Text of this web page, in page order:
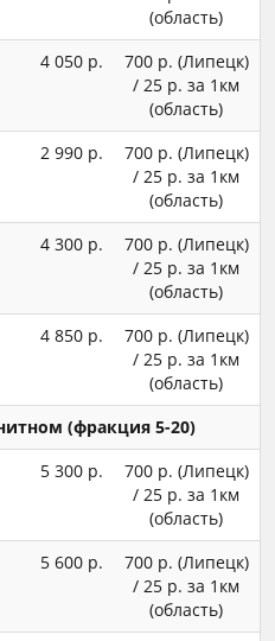
(область)
4 050 р.
700 р. (Липецк)
/ 25 р. за 1км
(область)
2 990 р.
700 р. (Липецк)
/ 25 р. за 1км
(область)
4 300 р.
700 р. (Липецк)
/ 25 р. за 1км
(область)
4 850 р.
700 р. (Липецк)
/ 25 р. за 1км
(область)
(фракция 5-20)
5 300 р.
700 р. (Липецк)
/ 25 р. за 1км
(область)
5 600 р.
700 р. (Липецк)
/ 25 р. за 1км
(область)